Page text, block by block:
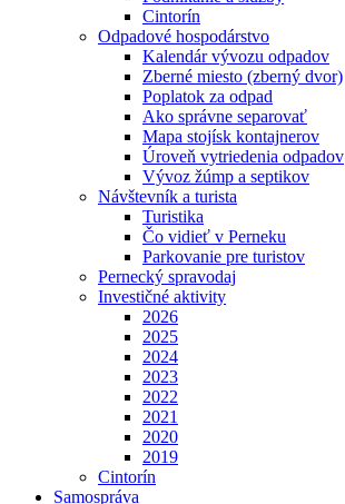
Cintorín
Odpadové hospodárstvo
Kalendár vývozu odpadov
Zberné miesto (zberný dvor)
Poplatok za odpad
Ako správne separovať
Mapa stojísk kontajnerov
Úroveň vytriedenia odpadov
Vývoz žúmp a septikov
Návštevník a turista
Turistika
Čo vidieť v Perneku
Parkovanie pre turistov
Pernecký spravodaj
Investičné aktivity
2026
2025
2024
2023
2022
2021
2020
2019
Cintorín
Samospráva